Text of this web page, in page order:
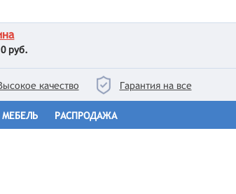
0 руб.
качество Гарантия на все
МЕБЕЛЬ РАСПРОДАЖА